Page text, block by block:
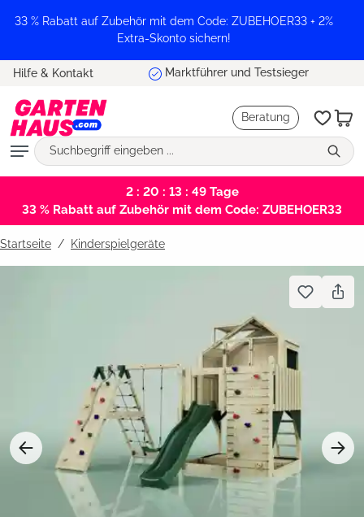
springen
33 % Rabatt auf Zubehör mit dem Code: ZUBEHOER33 + 2%
Extra-Skonto sichern!
Hilfe & Kontakt Marktführer und Testsieger
Beratung
2 : 20 : 13 : 48Tage
33 % Rabatt auf Zubehör mit dem Code: ZUBEHOER33
Startseite Kinderspielgeräte